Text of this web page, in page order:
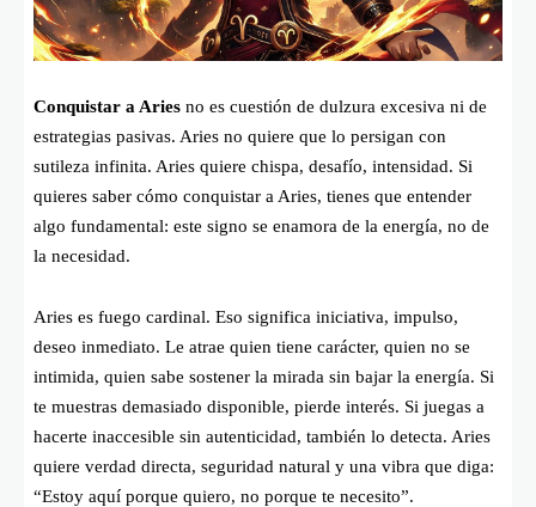
Conquistar a Aries no es cuestión de dulzura excesiva ni de
estrategias pasivas. Aries no quiere que lo persigan con
sutileza infinita. Aries quiere chispa, desafío, intensidad. Si
quieres saber cómo conquistar a Aries, tienes que entender
algo fundamental: este signo se enamora de la energía, no de
la necesidad.
Aries es fuego cardinal. Eso significa iniciativa, impulso,
deseo inmediato. Le atrae quien tiene carácter, quien no se
intimida, quien sabe sostener la mirada sin bajar la energía. Si
te muestras demasiado disponible, pierde interés. Si juegas a
hacerte inaccesible sin autenticidad, también lo detecta. Aries
quiere verdad directa, seguridad natural y una vibra que diga:
“Estoy aquí porque quiero, no porque te necesito”.